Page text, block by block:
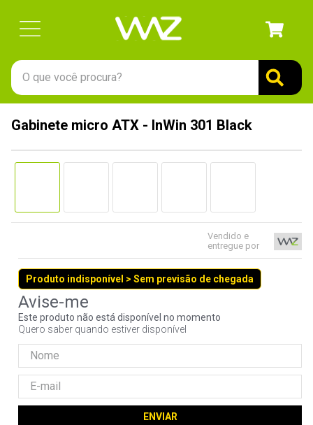
O que você procura?
Gabinete micro ATX - InWin 301 Black
Vendido e
entregue por
Produto indisponível > Sem previsão de chegada
Este produto não está disponível no momento
Quero saber quando estiver disponível
ENVIAR
1
gabinete
6º
mouse
7º
jonsbo
9 º
controle